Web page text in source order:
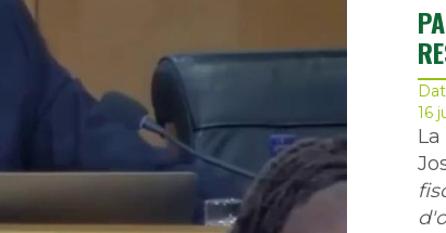
16